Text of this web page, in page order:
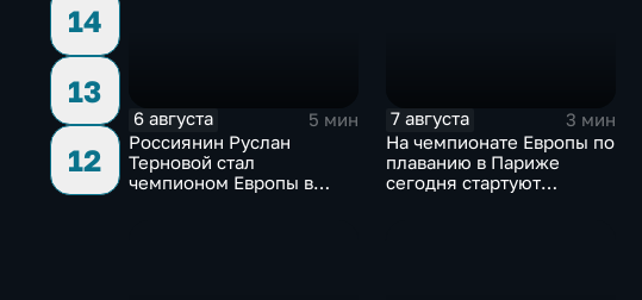
14
13
12
6 августа
5 мин
Россиянин Руслан
Терновой стал
чемпионом Европы в
7 августа
3 мин
На чемпионате Европы по
плаванию в Париже
сегодня стартуют